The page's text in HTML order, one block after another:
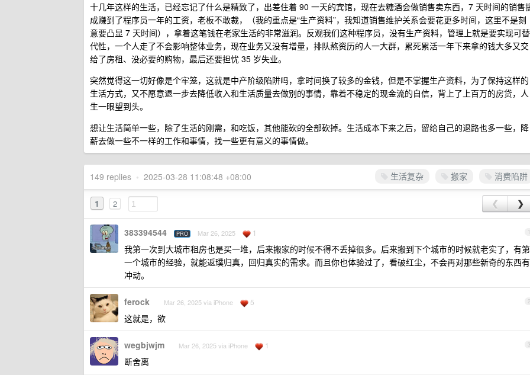
十几年这样的生活，已经忘记了什么是精致了，出差住着 90 一天的宾馆，现在去糖酒会做销售卖东西，7 天时间的销售
成赚到了程序员一年的工资，老板不敢裁，（我的重点是“生产资料”，我知道销售维护关系会要花更多时间，这里不是刻
意要凸显 7 天时间），拿着这笔钱在老家生活的非常滋润。反观我们这种程序员，没有生产资料，管理上就是要实现可替
代性，一个人走了不会影响整体业务，现在业务又没有增量，排队熬资历的人一大群，累死累活一年下来拿的钱大多又交
给了房租、没必要的购物，最后还要担忧 35 岁失业。
突然觉得这一切好像是个牢笼，这就是中产阶级陷阱吗，拿时间换了较多的金钱，但是不掌握生产资料，为了保持这样的
生活方式，又不愿意退一步去降低收入和生活质量去做别的事情，靠着不稳定的现金流的自信，背上了上百万的房贷，人
生一眼望到头。
想让生活简单一些，除了生活的刚需，和吃饭，其他能砍的全部砍掉。生活成本下来之后，留给自己的退路也多一些，降
薪去做一些不一样的工作和事情，找一些更有意义的事情做。
生活复杂 搬家 消费陷阱
149 replies • 2025-03-28 11:08:48 +08:00
1 2 ❮ ❯
1
383394544 PRO Mar 26, 2025 1
我第一次到大城市租房也是买一堆，后来搬家的时候不得不丢掉很多。后来搬到下个城市的时候就老实了，有第
一个城市的经验，就能返璞归真，回归真实的需求。而且你也体验过了，看破红尘，不会再对那些新奇的东西有
冲动。
2
ferock Mar 26, 2025 via iPhone 5
这就是，欲
3
wegbjwjm Mar 26, 2025 via iPhone 1
断舍离